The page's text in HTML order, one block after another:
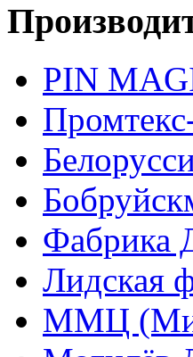
PIN
Фабрика
Лидская
ММЦ